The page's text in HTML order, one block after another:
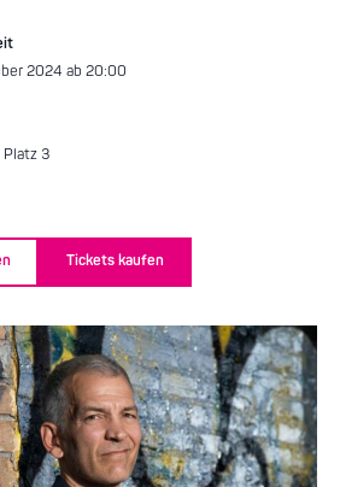
2024 ab 20:00
Platz 3
Tickets kaufen